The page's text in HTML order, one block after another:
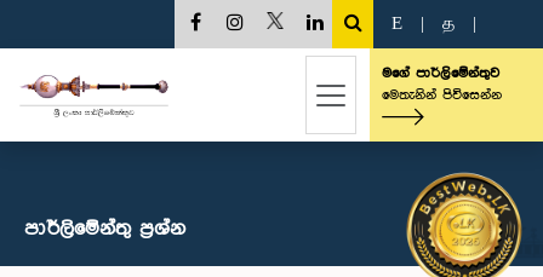
E த
මගේ පාර්ලිමේන්තුව
මෙතැනින් පිවිසෙන්න
පාර්ලි‌මේන්තු‌ ප්‍රශ්න